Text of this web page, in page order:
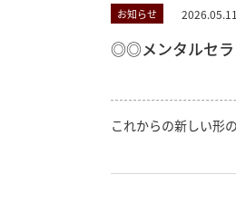
お知らせ 2026.05.11
◎◎メンタルセラ
これからの新しい形